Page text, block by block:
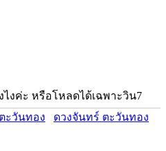
งค่ะ หรือโหลดได้เฉพาะวิน7
ดวงจันทร์ ตะวันทอง